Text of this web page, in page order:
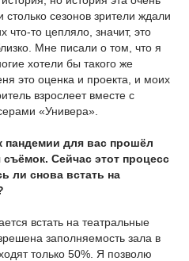
столько сезонов зрители ждали
что-то цепляло, значит, это
Мне писали о том, что я
хотели бы такого же
это оценка и проекта, и моих
взрослеет вместе с
«Универа».
пандемии для вас прошёл
съёмок. Сейчас этот процесс
ли снова встать на
встать на театральные
заполняемость зала в
только 50%. Я позволю